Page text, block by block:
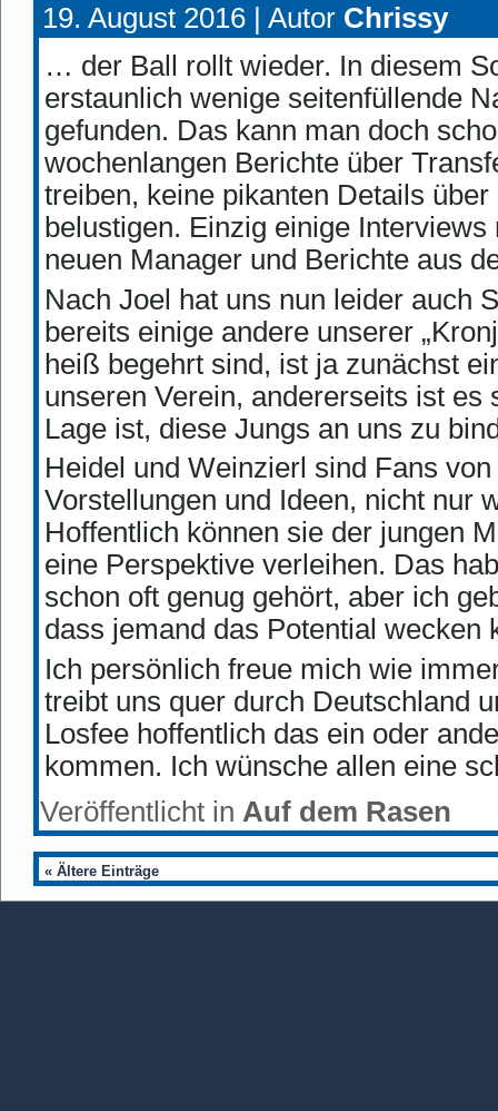
19. August 2016 | Autor Chrissy
… der Ball rollt wieder. In diesem
erstaunlich wenige seitenfüllende
gefunden. Das kann man doch
wochenlangen Berichte über
treiben, keine pikanten Details
belustigen. Einzig einige
neuen Manager und Berichte aus
Nach Joel hat uns nun leider auch
bereits einige andere unserer
heiß begehrt sind, ist ja zunächst
unseren Verein, andererseits ist
Lage ist, diese Jungs an uns zu
Heidel und Weinzierl sind Fans
Vorstellungen und Ideen, nicht nur
Hoffentlich können sie der jungen
eine Perspektive verleihen. Das
schon oft genug gehört, aber ich
dass jemand das Potential wecken
Ich persönlich freue mich wie
treibt uns quer durch Deutschland
Losfee hoffentlich das ein oder
kommen. Ich wünsche allen eine
Veröffentlicht in Auf dem Rasen
« Ältere Einträge